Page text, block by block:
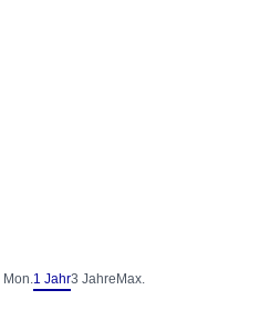
Mon.1 Jahr3 Jahre Max.